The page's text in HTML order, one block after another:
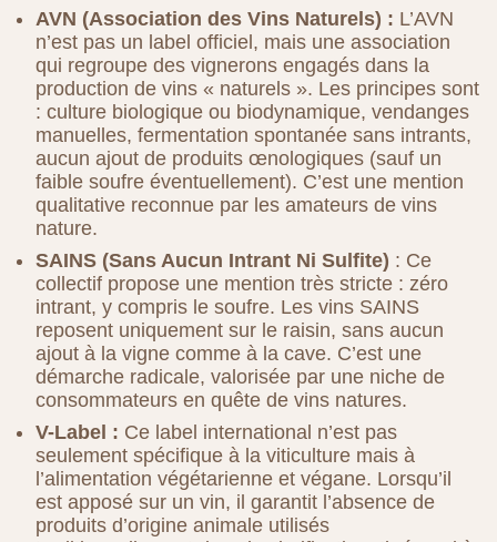
AVN (Association des Vins Naturels) : L’AVN
n’est pas un label officiel, mais une association
qui regroupe des vignerons engagés dans la
production de vins « naturels ». Les principes sont
: culture biologique ou biodynamique, vendanges
manuelles, fermentation spontanée sans intrants,
aucun ajout de produits œnologiques (sauf un
faible soufre éventuellement). C’est une mention
qualitative reconnue par les amateurs de vins
nature.
SAINS (Sans Aucun Intrant Ni Sulfite) : Ce
collectif propose une mention très stricte : zéro
intrant, y compris le soufre. Les vins SAINS
reposent uniquement sur le raisin, sans aucun
ajout à la vigne comme à la cave. C’est une
démarche radicale, valorisée par une niche de
consommateurs en quête de vins natures.
V-Label : Ce label international n’est pas
seulement spécifique à la viticulture mais à
l’alimentation végétarienne et végane. Lorsqu’il
est apposé sur un vin, il garantit l’absence de
produits d’origine animale utilisés